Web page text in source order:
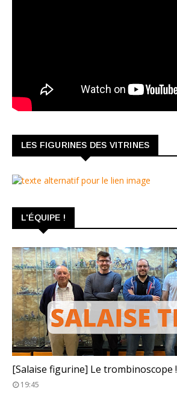
LES FIGURINES DES VITRINES
L'ÉQUIPE !
[Salaise figurine] Le trombinoscope !
19:45